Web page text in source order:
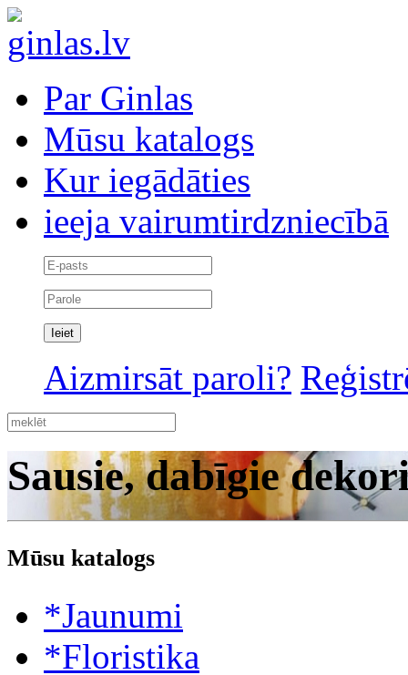
Par Ginlas
Mūsu katalogs
Kur iegādāties
ieeja vairumtirdzniecībā
Aizmirsāt paroli?
Sausie, dabīgie
Mūsu katalogs
*Jaunumi
*Floristika